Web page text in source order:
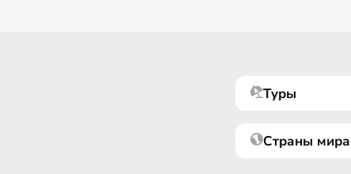
Туры
Страны мира